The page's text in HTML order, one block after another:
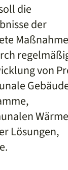
die
der
von
Lösungen,